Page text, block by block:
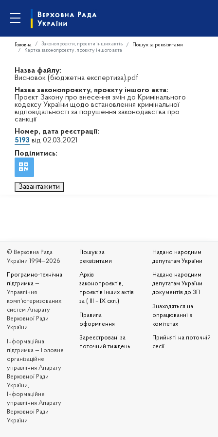
Головна Законопроєкти, проєкти інших актів
Пошук за реквізитами
Картка законопроєкту, проєкту іншого акта
Назва файлу:
Висновок (бюджетна експертиза).pdf
Назва законопроєкту, проєкту іншого акта:
Проєкт Закону про внесення змін до Кримінального
кодексу України щодо встановлення кримінальної
відповідальності за порушення законодавства про
санкції
Номер, дата реєстрації:
5193 від 02.03.2021
Поділитись:
Завантажити
© Верховна Рада
України 1994—2026
Програмно-технічна
підтримка —
Управління
комп'ютеризованих
систем Апарату
Верховної Ради
України
Iнформаційна
підтримка — Головне
організаційне
управління Апарату
Верховної Ради
України,
Інформаційне
управління Апарату
Верховної Ради
України
Пошук за
реквізитами
Архів
законопроєктів,
проєктів інших актів
за ( III – IX скл.)
Правила
оформлення
Зареєстровані за
поточний тиждень
Надано народним
депутатам України
Надано народним
депутатам України
документів до ЗП
Знаходяться на
опрацюванні в
комітетах
Прийняті на поточній
сесії